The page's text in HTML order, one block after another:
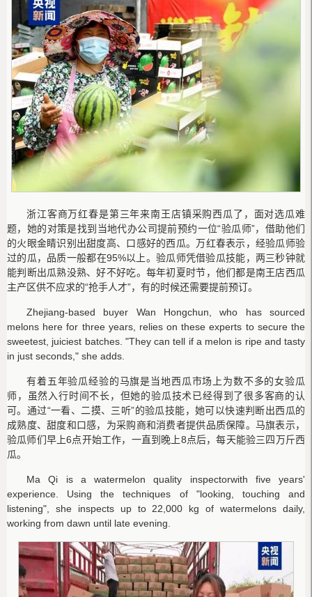
浙江客商万红春是第三年来南王店镇采购西瓜了，面对选瓜难
题，她的对策是找到当地代办公司提前预约一位“验瓜师”，借助他们
的火眼金睛识别出甜度高、口感好的西瓜。万红春表示，经验瓜师验
过的瓜，品质一般都在95%以上。验瓜师凭借验瓜技能，两三秒钟就
能判断出瓜熟没熟、好不好吃。每年初夏时节，他们都是南王店西瓜
主产区供不应求的“抢手人才”，有的时候还需要提前预订。
Zhejiang-based buyer Wan Hongchun, who has sourced
melons here for three years, relies on these experts to secure the
sweetest, juiciest batches. "They can tell if a melon is ripe and tasty
in just seconds," she adds.
有着五年验瓜经验的马旗是当地西瓜市场上为数不多的女验瓜
师，虽然入行时间不长，但她的验瓜技术已经得到了很多客商的认
可。通过“一看、二摸、三听”的验瓜技能，她可以快速判断出西瓜的
成熟度、甜度和口感，为采购商和消费者提供品质保障。马旗表示，
验瓜师们早上6点开始工作，一直到晚上8点后，每天能验三四万斤西
瓜。
Ma Qi is a watermelon quality inspectorwith five years'
experience. Using the techniques of "looking, touching and
listening", she inspects up to 22,000 kg of watermelons daily,
working from dawn until late evening.